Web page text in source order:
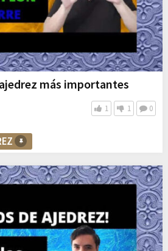
más importantes
1 1 0